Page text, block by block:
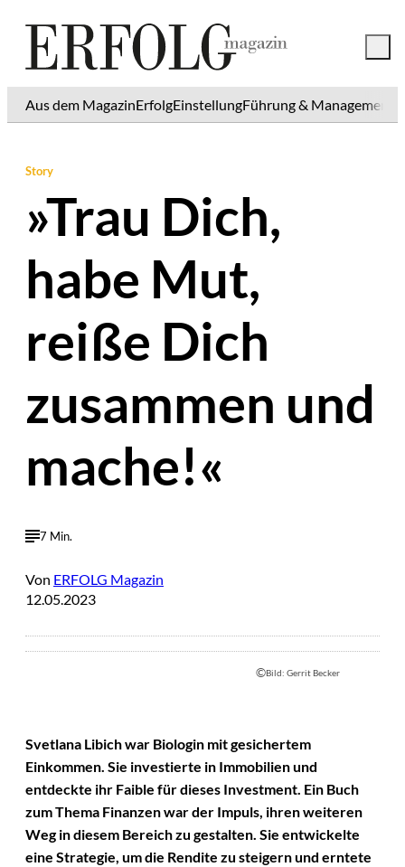
Aus dem MagazinErfolgEinstellungFührung & Management
Story
»Trau Dich,
habe Mut,
reiße Dich
zusammen und
mache!«
7 Min.
Von ERFOLG Magazin
12.05.2023
©Bild: Gerrit Becker
Svetlana Libich war Biologin mit gesichertem
Einkommen. Sie investierte in Immobilien und
entdeckte ihr Faible für dieses Investment. Ein Buch
zum Thema Finanzen war der Impuls, ihren weiteren
Weg in diesem Bereich zu gestalten. Sie entwickelte
eine Strategie, um die Rendite zu steigern und erntete